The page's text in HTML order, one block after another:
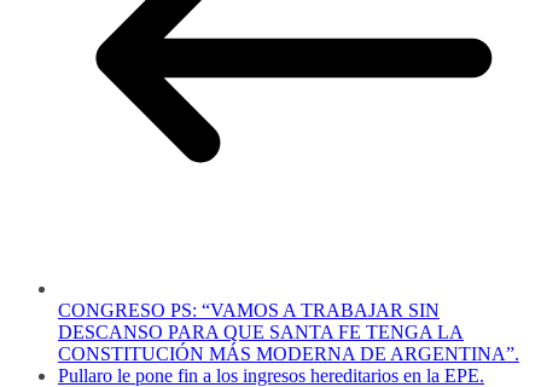
CONGRESO PS: “VAMOS A TRABAJAR SIN
DESCANSO PARA QUE SANTA FE TENGA LA
CONSTITUCIÓN MÁS MODERNA DE ARGENTINA”.
Pullaro le pone fin a los ingresos hereditarios en la EPE.